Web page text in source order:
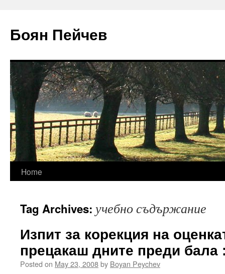
Боян Пейчев
Skip
content
Home
Tag Archives: учебно съдържание
Изпит за корекция на
прецакаш дните преди бала
Posted on May 23, 2008by Boyan Peychev